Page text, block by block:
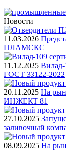
Новости
11.03.2026
ПЛАМОКС
11.12.2025 Вилад-
ГОСТ 33122-2022
20.11.2025 На
ИНЖЕКТ 81
27.10.2025
заливочный
08.09.2025 На